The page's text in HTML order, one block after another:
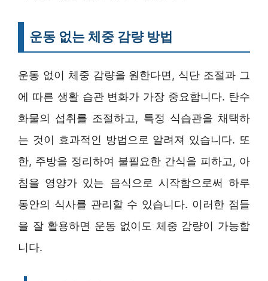
운동 없는 체중 감량 방법
운동 없이 체중 감량을 원한다면, 식단 조절과 그
에 따른 생활 습관 변화가 가장 중요합니다. 탄수
화물의 섭취를 조절하고, 특정 식습관을 채택하
는 것이 효과적인 방법으로 알려져 있습니다. 또
한, 주방을 정리하여 불필요한 간식을 피하고, 아
침을 영양가 있는 음식으로 시작함으로써 하루
동안의 식사를 관리할 수 있습니다. 이러한 점들
을 잘 활용하면 운동 없이도 체중 감량이 가능합
니다.